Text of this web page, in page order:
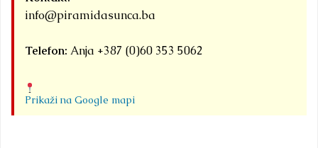
info@piramidasunca.ba
Telefon: Anja +387 (0)60 353 5062
Prikaži na Google mapi